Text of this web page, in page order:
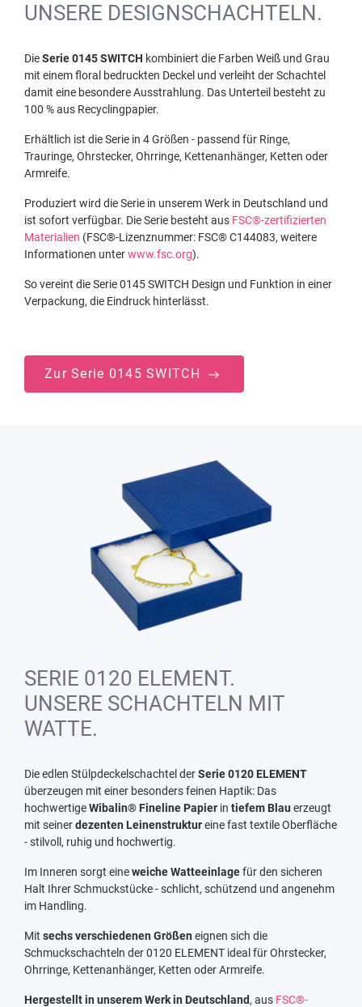
UNSERE DESIGNSCHACHTELN.
DieSerie 0145 SWITCH kombiniert die Farben Weiß und Grau
mit einem floral bedruckten Deckel und verleiht der Schachtel
damit eine besondere Ausstrahlung. Das Unterteil besteht zu
100 % aus Recyclingpapier.
Erhältlich ist die Serie in 4 Größen - passend für Ringe,
Trauringe, Ohrstecker, Ohrringe, Kettenanhänger, Ketten oder
Armreife.
Produziert wird die Serie in unserem Werk in Deutschland und
ist sofort verfügbar. Die Serie besteht aus FSC®-zertifizierten
Materialien (FSC®-Lizenznummer: FSC® C144083, weitere
Informationen unterwww.fsc.org).
So vereint die Serie 0145 SWITCH Design und Funktion in einer
Verpackung, die Eindruck hinterlässt.
Zur Serie 0145 SWITCH
SERIE 0120 ELEMENT.
UNSERE SCHACHTELN MIT
WATTE.
Die edlen Stülpdeckelschachtel derSerie 0120 ELEMENT
überzeugen mit einer besonders feinen Haptik: Das
hochwertigeWibalin® Fineline Papier in tiefem Blau erzeugt
mit seinerdezenten Leinenstruktureine fast textile Oberfläche
- stilvoll, ruhig und hochwertig.
Im Inneren sorgt eineweiche Watteeinlagefür den sicheren
Halt Ihrer Schmuckstücke - schlicht, schützend und angenehm
im Handling.
Mit sechs verschiedenen Größen eignen sich die
Schmuckschachteln der 0120 ELEMENT ideal für Ohrstecker,
Ohrringe, Kettenanhänger, Ketten oder Armreife.
Hergestellt in unserem Werk in Deutschland, aus FSC®-